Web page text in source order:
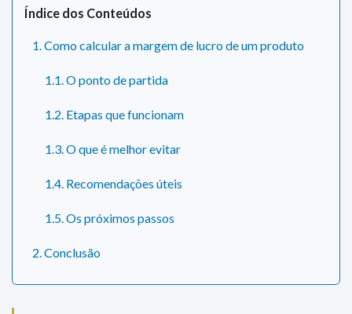
Índice dos Conteúdos
1. Como calcular a margem de lucro de um produto
1.1. O ponto de partida
1.2. Etapas que funcionam
1.3. O que é melhor evitar
1.4. Recomendações úteis
1.5. Os próximos passos
2. Conclusão